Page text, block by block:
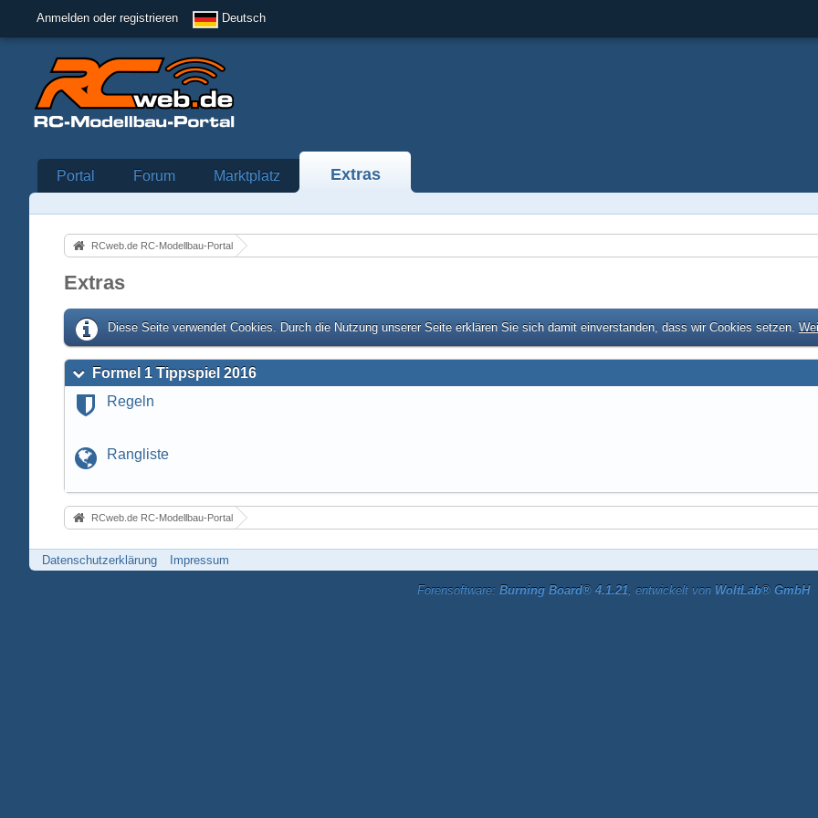
Anmelden oder registrieren Deutsch
Portal Forum Marktplatz Extras
RCweb.de RC-Modellbau-Portal
Extras
Diese Seite verwendet Cookies. Durch die Nutzung unserer Seite erklären Sie sich damit einverstanden, dass wir Cookies setzen.
Formel 1 Tippspiel 2016
Regeln
Rangliste
RCweb.de RC-Modellbau-Portal
Datenschutzerklärung Impressum
Forensoftware: Burning Board® 4.1.21, entwickelt von WoltLab® GmbH